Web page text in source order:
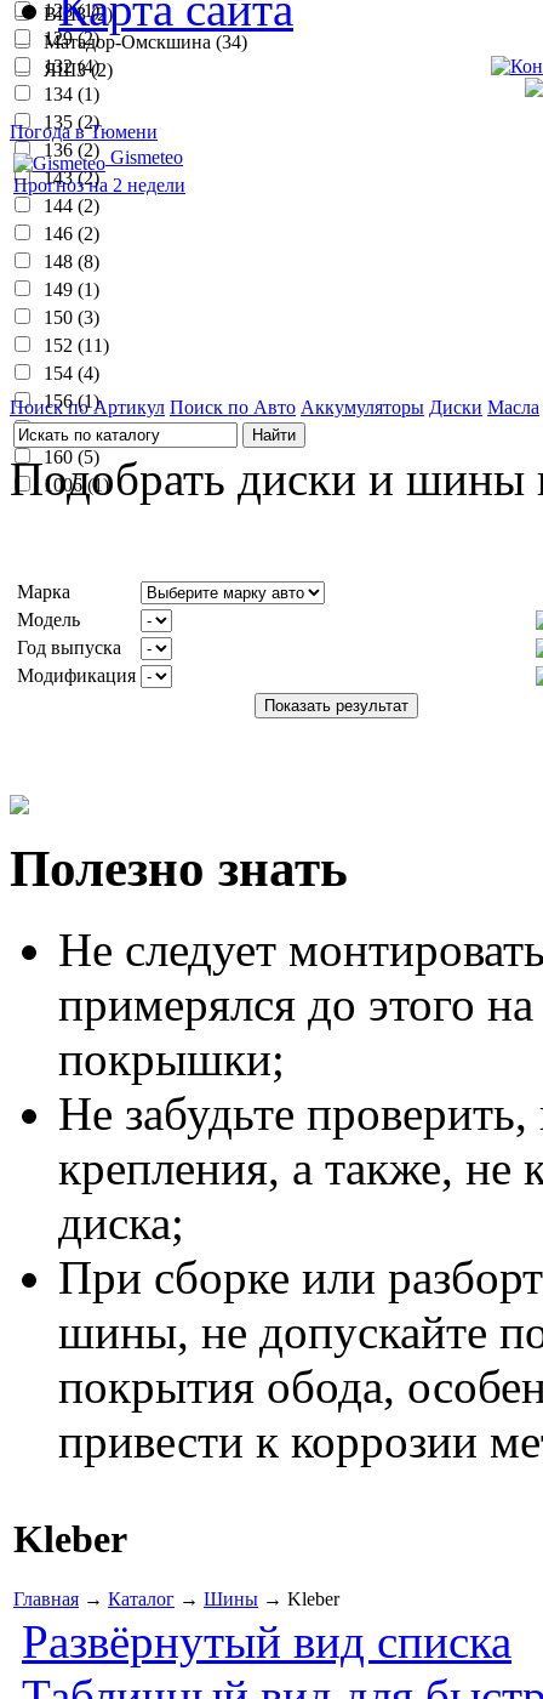
ВШЗ (2)
Матадор-Омскшина (34)
ЯШЗ (2)
128 (1)
129 (2)
132 (4)
134 (1)
135 (2)
136 (2)
143 (2)
144 (2)
146 (2)
148 (8)
149 (1)
150 (3)
152 (11)
154 (4)
156 (1)
158 (1)
160 (5)
1006 (1)
Погода в Тюмени
Gismeteo
Прогноз на 2 недели
Поиск по Артикул Поиск по Авто Аккумуляторы Диски Масла
Подобрать диски и шины
Марка
Модель
Год выпуска
Модификация
Полезно знать
Не следует
примерялся до этого
покрышки;
Не забудьте
крепления, а также, не
диска;
При сборке или
шины, не допускайте
покрытия обода,
привести к коррозии
Kleber
Главная → Каталог → Шины → Kleber
Развёрнутый вид списка